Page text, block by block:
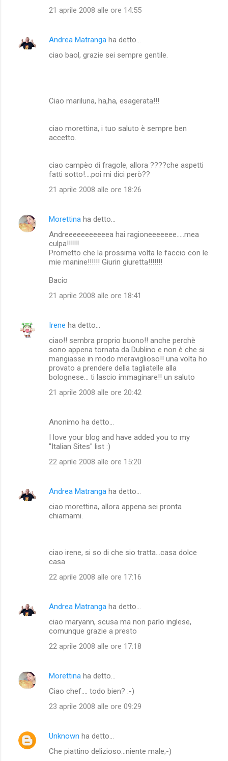
21 aprile 2008 alle ore 14:55
Andrea Matranga ha detto…
ciao baol, grazie sei sempre gentile.
Ciao mariluna, ha,ha, esagerata!!!
ciao morettina, i tuo saluto è sempre ben
accetto.
ciao campèo di fragole, allora ????che aspetti
fatti sotto!....poi mi dici però??
21 aprile 2008 alle ore 18:26
Morettina ha detto…
Andreeeeeeeeeeea hai ragioneeeeeee.....mea
culpa!!!!!!
Prometto che la prossima volta le faccio con le
mie manine!!!!!! Giurin giuretta!!!!!!!
Bacio
21 aprile 2008 alle ore 18:41
Irene ha detto…
ciao!! sembra proprio buono!! anche perchè
sono appena tornata da Dublino e non è che si
mangiasse in modo meraviglioso!! una volta ho
provato a prendere della tagliatelle alla
bolognese... ti lascio immaginare!! un saluto
21 aprile 2008 alle ore 20:42
Anonimo ha detto…
I love your blog and have added you to my
"Italian Sites" list :)
22 aprile 2008 alle ore 15:20
Andrea Matranga ha detto…
ciao morettina, allora appena sei pronta
chiamami.
ciao irene, si so di che sio tratta...casa dolce
casa.
22 aprile 2008 alle ore 17:16
Andrea Matranga ha detto…
ciao maryann, scusa ma non parlo inglese,
comunque grazie a presto
22 aprile 2008 alle ore 17:18
Morettina ha detto…
Ciao chef.... todo bien? :-)
23 aprile 2008 alle ore 09:29
Unknown ha detto…
Che piattino delizioso...niente male;-)